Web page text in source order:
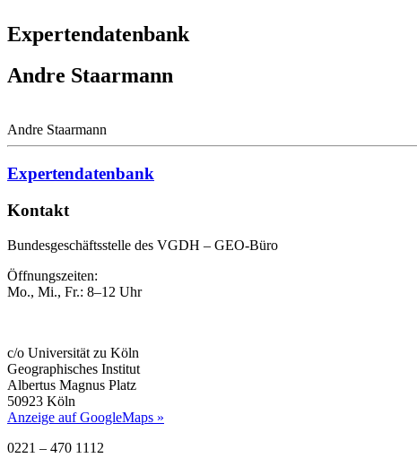
Expertendatenbank
Andre Staarmann
Andre Staarmann
Expertendatenbank
Kontakt
Bundesgeschäftsstelle des VGDH – GEO-Büro
Öffnungszeiten:
Mo., Mi., Fr.: 8–12 Uhr
c/o Universität zu Köln
Geographisches Institut
Albertus Magnus Platz
50923 Köln
Anzeige auf GoogleMaps »
0221 – 470 1112